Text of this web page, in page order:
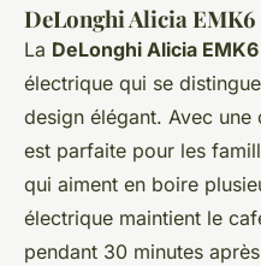
DeLonghi Alicia EMK6
La DeLonghi Alicia EMK6
électrique qui se
design élégant. Avec
est parfaite pour les
qui aiment en boire
électrique maintient le
pendant 30 minutes